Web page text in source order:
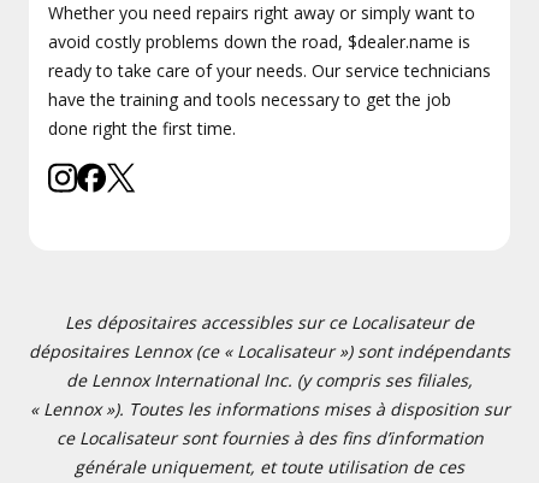
Whether you need repairs right away or simply want to
avoid costly problems down the road, $dealer.name is
ready to take care of your needs. Our service technicians
have the training and tools necessary to get the job
done right the first time.
Les dépositaires accessibles sur ce Localisateur de
dépositaires Lennox (ce « Localisateur ») sont indépendants
de Lennox International Inc. (y compris ses filiales,
« Lennox »). Toutes les informations mises à disposition sur
ce Localisateur sont fournies à des fins d’information
générale uniquement, et toute utilisation de ces